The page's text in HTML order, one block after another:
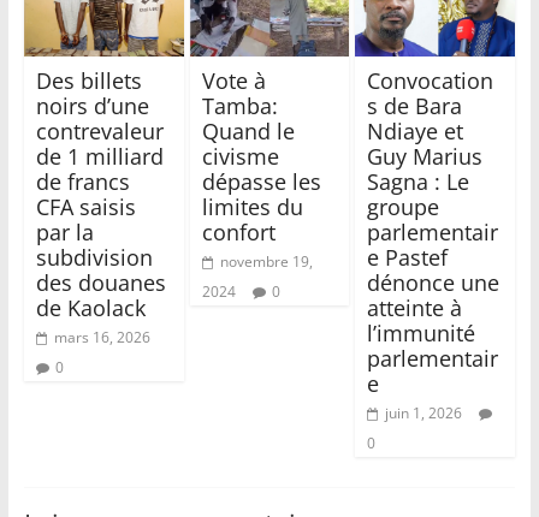
Des billets
noirs d’une
contrevaleur
de 1 milliard
de francs
CFA saisis
par la
subdivision
des douanes
de Kaolack
mars 16, 2026
0
Vote à
Tamba:
Quand le
civisme
dépasse les
limites du
confort
novembre 19,
2024
0
Convocation
s de Bara
Ndiaye et
Guy Marius
Sagna : Le
groupe
parlementair
e Pastef
dénonce une
atteinte à
l’immunité
parlementair
e
juin 1, 2026
0